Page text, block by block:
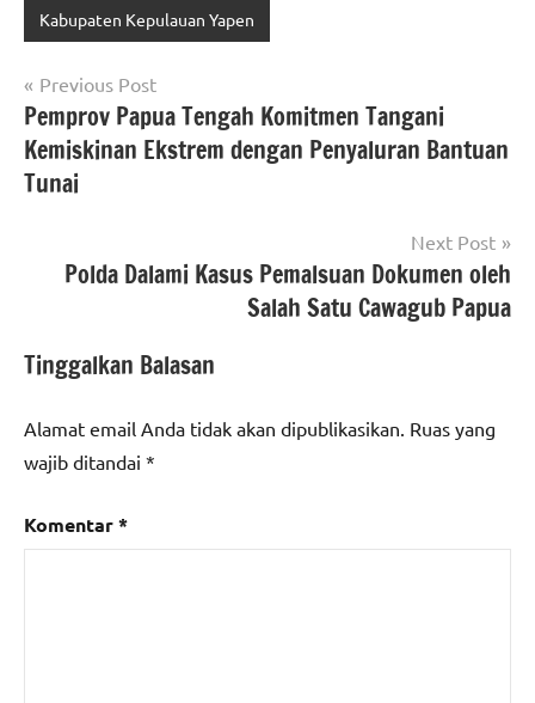
Kabupaten Kepulauan Yapen
Navigasi
pos
Previous Post
Pemprov Papua Tengah Komitmen Tangani
Kemiskinan Ekstrem dengan Penyaluran Bantuan
Tunai
Next Post
Polda Dalami Kasus Pemalsuan Dokumen oleh
Salah Satu Cawagub Papua
Tinggalkan Balasan
Alamat email Anda tidak akan dipublikasikan. Ruas yang
wajib ditandai *
Komentar*